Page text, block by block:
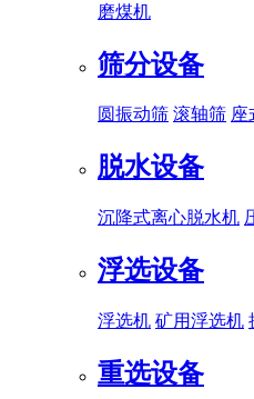
磨煤机
筛分设备
圆振动筛 滚轴筛 座
脱水设备
沉降式离心脱水机
浮选设备
浮选机 矿用浮选机
重选设备